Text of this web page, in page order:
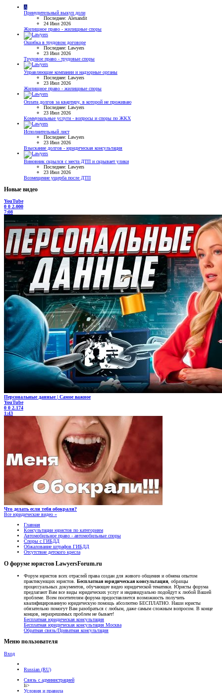
A
Принудительный выкуп доли
Последнее: Alexandit
24 Июл 2026
Жилищное право - жилищные споры
Ошибка в трудовом договоре
Последнее: Lawyers
23 Июл 2026
Трудовое право - трудовые споры
Управляющие компании и надзорные органы
Последнее: Lawyers
23 Июл 2026
Жилищное право - жилищные споры
Оплата долгов за квартиру, в которой не проживаю
Последнее: Lawyers
23 Июл 2026
Коммунальные услуги - вопросы и споры по ЖКХ
Исполнительный лист
Последнее: Lawyers
23 Июл 2026
Взыскание долгов - юридическая консультация
Виновник скрылся с места ДТП и скрывает улики
Последнее: Lawyers
23 Июл 2026
Возмещение ущерба после ДТП
Новые видео
YouTube
0 0 2.000
7:08
Персональные данные | Самое важное
YouTube
0 0 2.174
1:43
Что делать если тебя обокрали?
Все юридические видео »
Главная
Консультации юристов по категориям
Автомобильное право - автомобильные споры
Споры с ГИБДД
Обжалование штрафов ГИБДД
Отсутствие детского кресла
О форуме юристов LawyersForum.ru
Форум юристов всех отраслей права создан для живого общения и обмена опытом
практикующих юристов. Бесплатная юридическая консультация , образцы
процессуальных документов, обучающее видео юридической тематики. Юристы форума
предлагают Вам все виды юридических услуг и индивидуально подойдут к любой Вашей
проблеме. Всем посетителям форума предоставляется возможность получить
квалифицированную юридическую помощь абсолютно БЕСПЛАТНО. Наши юристы
обязательно помогут Вам разобраться с любым, даже самым сложным вопросом. В конце
концов, неразрешимых проблем не бывает!
Бесплатная юридическая консультация
Бесплатная юридическая консультация Москва
Обратная связь/Приватная консультация
Меню пользователя
Вход
Russian (RU)
Связь с администрацией
li>
Условия и правила